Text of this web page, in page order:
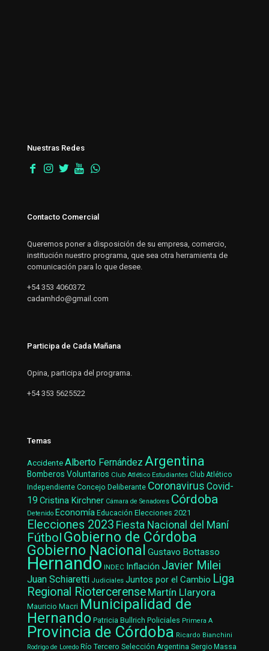
Nuestras Redes
Contacto Comercial
Queremos poner a disposición de su empresa, comercio,
institución nuestro programa, que sea otra herramienta de
comunicación para lo que desee.
+54 353 4060372
cadamhdo@gmail.com
Participa de Cada Mañana
Opina, participa del programa.
+54 353 5625522
Temas
AccidenteAlberto Fernández Argentina
Bomberos Voluntarios Club Atlético Estudiantes Club Atlético
Independiente Concejo Deliberante Coronavirus Covid-
19 Cristina Kirchner Cámara de Senadores Córdoba
Detenido Economía Educación Elecciones 2021
Elecciones 2023 Fiesta Nacional del Maní
Fútbol Gobierno de Córdoba
Gobierno Nacional Gustavo Bottasso
Hernando INDEC Inflación Javier Milei
Juan Schiaretti Judiciales Juntos por el Cambio Liga
Regional Riotercerense Martín Llaryora
Mauricio Macri Municipalidad de
Hernando Patricia Bullrich Policiales Primera A
Provincia de Córdoba Ricardo Bianchini
Rodrigo de Loredo Río Tercero Selección Argentina Sergio Massa